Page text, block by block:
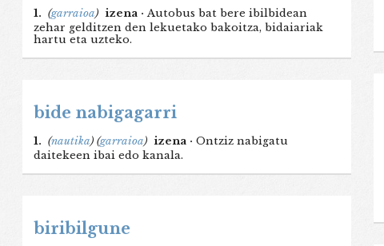
1. (garraioa) izena · Autobus bat bere ibilbidean
zehar gelditzen den lekuetako bakoitza, bidaiariak
hartu eta uzteko.
bide nabigagarri
1. (nautika) (garraioa) izena · Ontziz nabigatu
daitekeen ibai edo kanala.
biribilgune